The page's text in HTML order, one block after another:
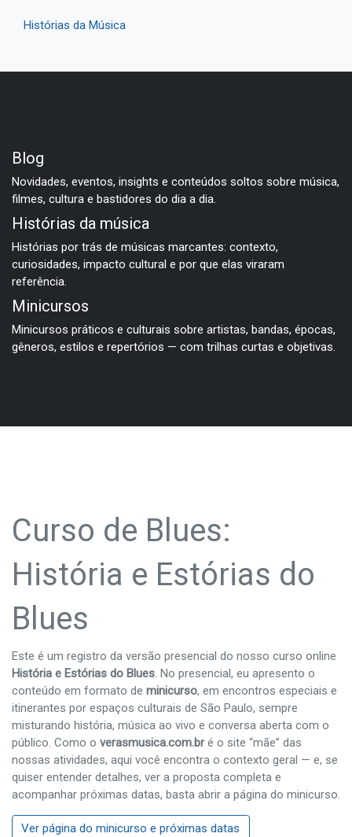
Histórias da Música
Blog
Novidades, eventos, insights e conteúdos soltos sobre música,
filmes, cultura e bastidores do dia a dia.
Histórias da música
Histórias por trás de músicas marcantes: contexto,
curiosidades, impacto cultural e por que elas viraram
referência.
Minicursos
Minicursos práticos e culturais sobre artistas, bandas, épocas,
gêneros, estilos e repertórios — com trilhas curtas e objetivas.
Curso de Blues:
História e Estórias do
Blues
Este é um registro da versão presencial do nosso curso online
História e Estórias do Blues. No presencial, eu apresento o
conteúdo em formato de minicurso, em encontros especiais e
itinerantes por espaços culturais de São Paulo, sempre
misturando história, música ao vivo e conversa aberta com o
público. Como o verasmusica.com.bré o site “mãe” das
nossas atividades, aqui você encontra o contexto geral — e, se
quiser entender detalhes, ver a proposta completa e
acompanhar próximas datas, basta abrir a página do minicurso.
Ver página do minicurso e próximas datas